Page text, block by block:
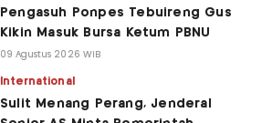
Pengasuh Ponpes Tebuireng Gus
Kikin Masuk Bursa Ketum PBNU
09 Agustus 2026 WIB
International
Sulit Menang Perang, Jenderal